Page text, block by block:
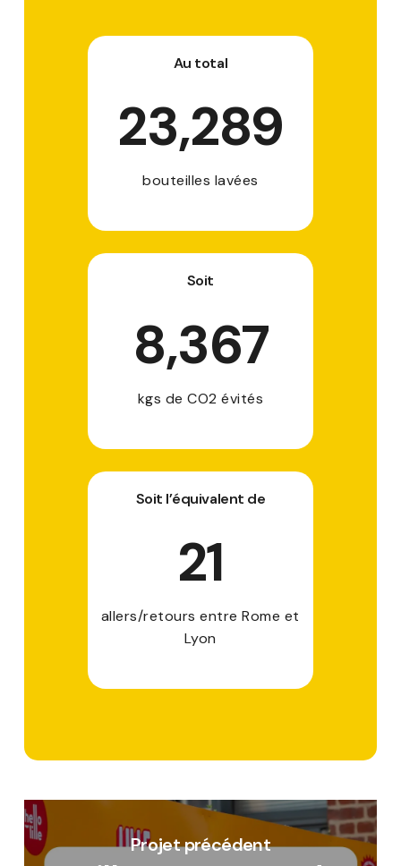
Au total
23,289
bouteilles lavées
Soit
8,367
kgs de CO2 évités
Soit l’équivalent de
21
allers/retours entre Rome et
Lyon
Projet précédent